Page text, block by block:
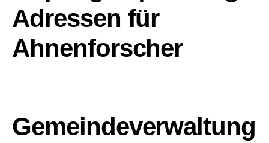
Adressen für
Ahnenforscher
Gemeindeverwaltung